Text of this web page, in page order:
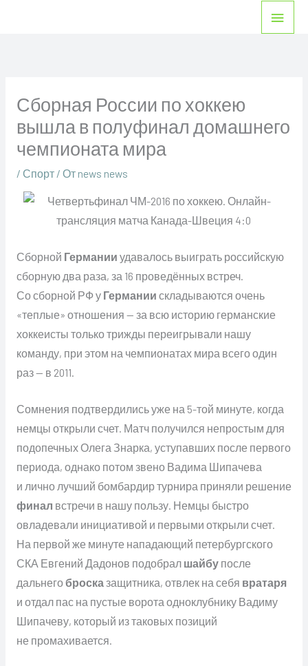
Сборная России по хоккею
вышла в полуфинал домашнего
чемпионата мира
/ Спорт/ От news news
Сборной Германии удавалось выиграть российскую
сборную два раза, за 16 проведённых встреч.
Со сборной РФ у Германии складываются очень
«теплые» отношения — за всю историю германские
хоккеисты только трижды переигрывали нашу
команду, при этом на чемпионатах мира всего один
раз — в 2011.
Сомнения подтвердились уже на 5-той минуте, когда
немцы открыли счет. Матч получился непростым для
подопечных Олега Знарка, уступавших после первого
периода, однако потом звено Вадима Шипачева
и лично лучший бомбардир турнира приняли решение
финал встречи в нашу пользу. Немцы быстро
овладевали инициативой и первыми открыли счет.
На первой же минуте нападающий петербургского
СКА Евгений Дадонов подобрал шайбупосле
дальнегобросказащитника, отвлек на себя вратаря
и отдал пас на пустые ворота одноклубнику Вадиму
Шипачеву, который из таковых позиций
не промахивается.